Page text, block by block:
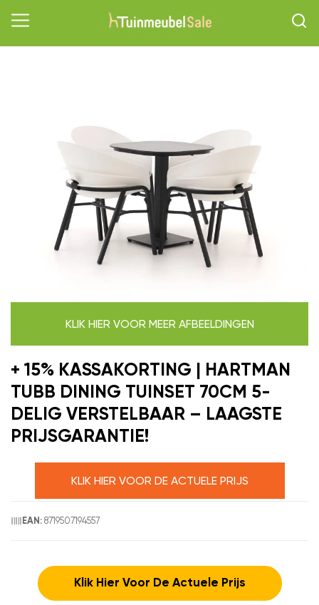
KLIK HIER VOOR MEER AFBEELDINGEN
+ 15% KASSAKORTING | HARTMAN
TUBB DINING TUINSET 70CM 5-
DELIG VERSTELBAAR – LAAGSTE
PRIJSGARANTIE!
KLIK HIER VOOR DE ACTUELE PRIJS
EAN: 8719507194557
Klik Hier Voor De Actuele Prijs